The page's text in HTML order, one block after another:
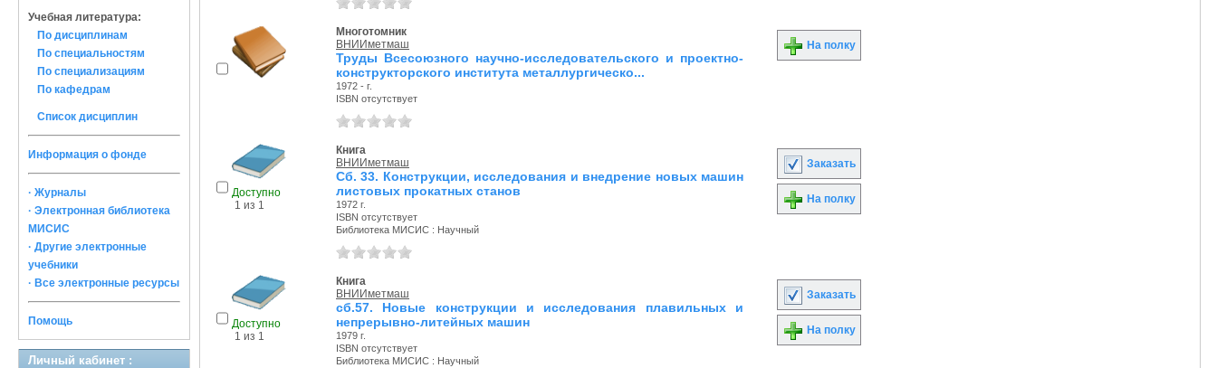
Учебная литература:
По дисциплинам
По специальностям
По специализациям
По кафедрам
Список дисциплин
Информация о фонде
· Журналы
· Электронная библиотека
МИСИС
· Другие электронные
учебники
· Все электронные ресурсы
Помощь
Личный кабинет :
Многотомник
ВНИИметмаш
Труды Всесоюзного научно-исследовательского и проектно-
конструкторского института металлургическо...
1972 - г.
ISBN отсутствует
На полку
Доступно
1 из 1
Книга
ВНИИметмаш
Сб. 33. Конструкции, исследования и внедрение новых машин
листовых прокатных станов
1972 г.
ISBN отсутствует
Библиотека МИСИС : Научный
Заказать
На полку
Доступно
1 из 1
Книга
ВНИИметмаш
сб.57. Новые конструкции и исследования плавильных и
непрерывно-литейных машин
1979 г.
ISBN отсутствует
Библиотека МИСИС : Научный
Заказать
На полку